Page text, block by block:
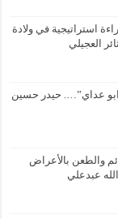
استراتيجية في ولادة
العجيلي
عداي”…. حيدر حسين
والطعن بالأعراض
عبدعلي